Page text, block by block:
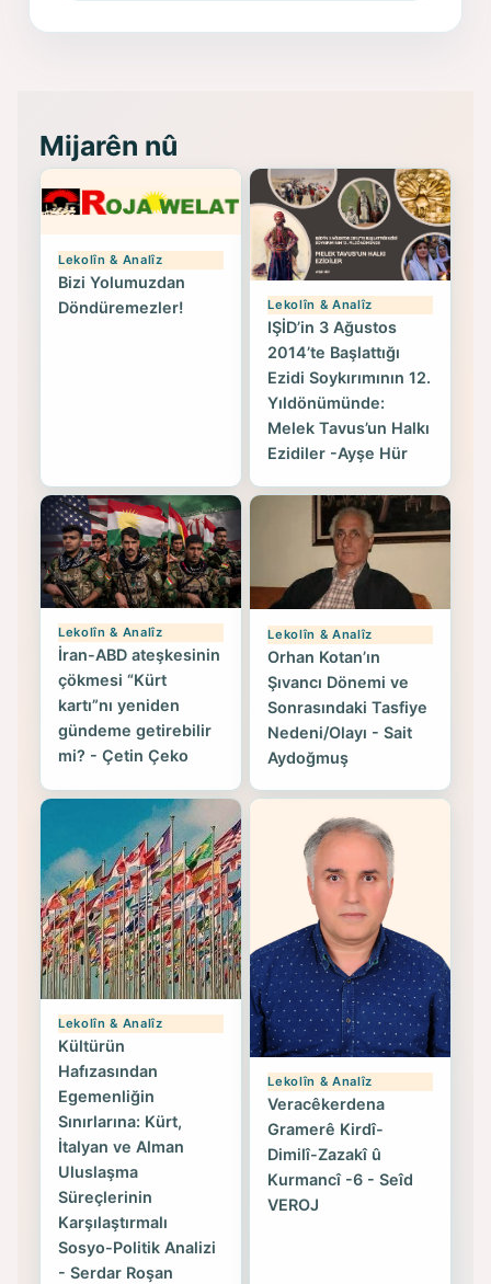
(Hoybun)’un Kuruluş Çalışmaları- 8
Mijarên nû
Lekolîn & Analîz
Bizi Yolumuzdan
Döndüremezler!
Lekolîn & Analîz
IŞİD’in 3 Ağustos
2014’te Başlattığı
Ezidi Soykırımının 12.
Yıldönümünde:
Melek Tavus’un Halkı
Ezidiler -Ayşe Hür
Lekolîn & Analîz
İran-ABD ateşkesinin
çökmesi “Kürt
kartı”nı yeniden
gündeme getirebilir
mi? - Çetin Çeko
Lekolîn & Analîz
Orhan Kotan’ın
Şıvancı Dönemi ve
Sonrasındaki Tasfiye
Nedeni/Olayı - Sait
Aydoğmuş
Lekolîn & Analîz
Kültürün
Hafızasından
Egemenliğin
Sınırlarına: Kürt,
İtalyan ve Alman
Uluslaşma
Süreçlerinin
Karşılaştırmalı
Sosyo-Politik Analizi
- Serdar Roşan
Lekolîn & Analîz
Veracêkerdena
Gramerê Kirdî-
Dimilî-Zazakî û
Kurmancî -6 - Seîd
VEROJ